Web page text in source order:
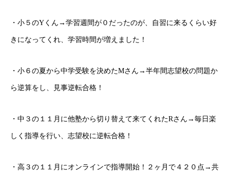
成果報告
・小５のYくん→学習週間が０だったのが、自習に来るくらい好
きになってくれ、学習時間が増えました！
・小６の夏から中学受験を決めたMさん→半年間志望校の問題か
ら逆算をし、見事逆転合格！
・中３の１１月に他塾から切り替えて来てくれたRさん→毎日楽
しく指導を行い、志望校に逆転合格！
・高３の１１月にオンラインで指導開始！２ヶ月で４２０点→共